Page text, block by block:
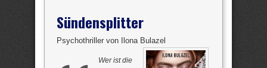
Sündensplitter
Psychothriller von Ilona Bulazel
Wer ist die